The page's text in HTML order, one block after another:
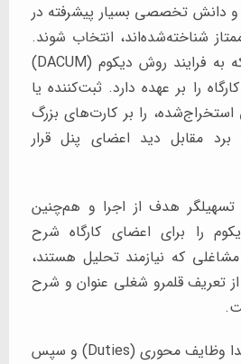
دانش تخصصی بسیار پیشرفته در
شناخته‌شده‌اند، انتخاب شوند.
تسهیلگر، فردی است که به فرایند روش دیکوم (DACUM)
را بر عهده دارد. ثبت‌کننده یا
را بر کارت‌های بزرگ
مقابل دید اعضای پنل قرار
تسهیلگر هدف از اجرا و هم‌چنین
را برای اعضای کارگاه شرح
که نیازمند تحلیل هستند،
تعریف قلمرو شغلی عنوان و شرح
پس از تعریف قلمرو ابتدا وظایف محوری (Duties) و سپس